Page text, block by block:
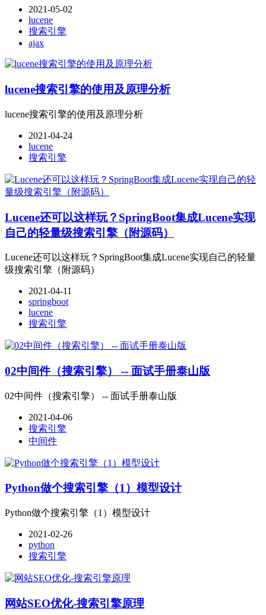
2021-05-02
lucene
搜索引擎
ajax
lucene搜索引擎的使用及原理分析
lucene搜索引擎的使用及原理分析
2021-04-24
lucene
搜索引擎
Lucene还可以这样玩？SpringBoot集成Lucene实现
自己的轻量级搜索引擎（附源码）
Lucene还可以这样玩？SpringBoot集成Lucene实现自己的轻量
级搜索引擎（附源码）
2021-04-11
springboot
lucene
搜索引擎
02中间件（搜索引擎） -- 面试手册泰山版
02中间件（搜索引擎） -- 面试手册泰山版
2021-04-06
搜索引擎
中间件
Python做个搜索引擎（1）模型设计
Python做个搜索引擎（1）模型设计
2021-02-26
python
搜索引擎
网站SEO优化-搜索引擎原理